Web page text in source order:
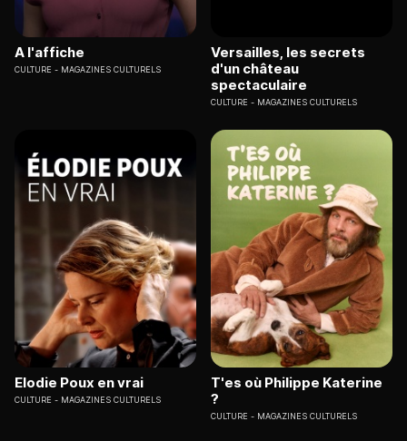
A l'affiche
CULTURE MAGAZINES CULTURELS
Versailles, les secrets
d'un château
spectaculaire
CULTURE MAGAZINES CULTURELS
Elodie Poux en vrai
CULTURE MAGAZINES CULTURELS
T'es où Philippe Katerine
?
CULTURE MAGAZINES CULTURELS